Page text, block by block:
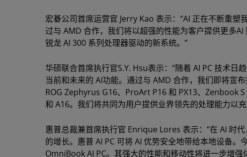
宏碁公司首席运营官 Jerry Kao 表示：“AI 正在不断重
过与 AMD 合作，我们将以超强的性能为客户提供更多
锐龙 AI 300 系列处理器驱动的新系统。”
华硕联合首席执行官S.Y. Hsu表示：“随着 AI PC 技术
当前和未来的 AI功能。通过与 AMD 合作，我们即将宣
ROG Zephyrus G16、ProArt P16 和 PX13、Zenbook
和 A16。我们将共同为用户提供业界领先的处理能力以
惠普总裁兼首席执行官 Enrique Lores 表示：“在 AI 时
的增长。惠普 AI PC 可将 AI 优势安全地带给本地设备
OmniBook AI PC。其强大的性能和移动性将进一步增